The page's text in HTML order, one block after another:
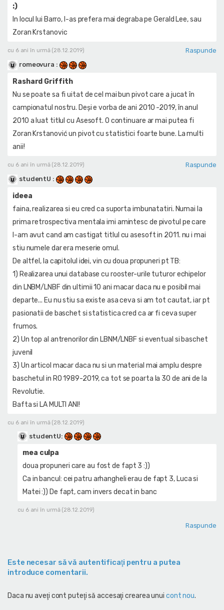
:)
In locul lui Barro, l-as prefera mai degraba pe Gerald Lee, sau
Zoran Krstanovic
cu 6 ani în urmă (28.12.2019)
Raspunde
romeovura :
Rashard Griffith
Nu se poate sa fi uitat de cel mai bun pivot care a jucat în
campionatul nostru. Deși e vorba de ani 2010 -2019, în anul
2010 a luat titlul cu Asesoft. O continuare ar mai putea fi
Zoran Krstanović un pivot cu statistici foarte bune. La multi
anii!
cu 6 ani în urmă (28.12.2019)
Raspunde
studentU :
ideea
faina, realizarea si eu cred ca suporta imbunatatiri. Numai la
prima retrospectiva mentala imi amintesc de pivotul pe care
l-am avut cand am castigat titlul cu asesoft in 2011. nu i mai
stiu numele dar era meserie omul.
De altfel, la capitolul idei, vin cu doua propuneri pt TB:
1) Realizarea unui database cu rooster-urile tuturor echipelor
din LNBM/LNBF din ultimii 10 ani macar daca nu e posibil mai
departe... Eu nu stiu sa existe asa ceva si am tot cautat, iar pt
pasionatii de baschet si statistica cred ca ar fi ceva super
frumos.
2) Un top al antrenorilor din LBNM/LNBF si eventual si baschet
juvenil
3) Un articol macar daca nu si un material mai amplu despre
baschetul in RO 1989-2019, ca tot se poarta la 30 de ani de la
Revolutie.
Bafta si LA MULTI ANI!
cu 6 ani în urmă (28.12.2019)
studentU:
mea culpa
doua propuneri care au fost de fapt 3 :))
Ca in bancul: cei patru arhangheli erau de fapt 3, Luca si
Matei :)) De fapt, cam invers decat in banc
cu 6 ani în urmă (28.12.2019)
Raspunde
Este necesar să vă autentificaţi pentru a putea
introduce comentarii.
Daca nu aveţi cont puteţi să accesaţi crearea unui cont nou.